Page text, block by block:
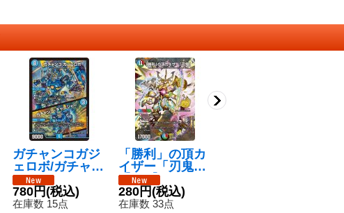
ガチャンコガジ
ェロボ/ガチャン
コ・チャージャ
ー【VR】{26EX
1N6/N25}《水》
780円(税込)
在庫数 15点
「勝利」の頂カ
イザー「刃鬼」
【VIC】{26SD1
L1☆/12}《多》
280円(税込)
在庫数 33点